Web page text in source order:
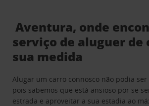
Aventura, onde
serviço de aluguer de
sua medida
Alugar um carro connosco não podia ser
pois sabemos que está ansioso por se
estrada e aproveitar a sua estadia ao